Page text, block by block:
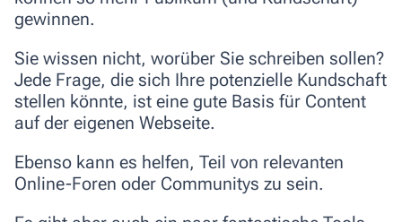
gewinnen.
Sie wissen nicht, worüber Sie schreiben sollen?
Jede Frage, die sich Ihre potenzielle Kundschaft
stellen könnte, ist eine gute Basis für Content
auf der eigenen Webseite.
Ebenso kann es helfen, Teil von relevanten
Online-Foren oder Communitys zu sein.